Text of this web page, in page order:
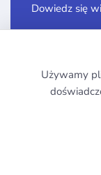
Dowiedz się
WiFi
Używamy